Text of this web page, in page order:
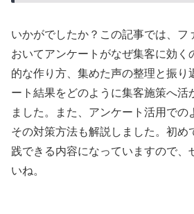
いかがでしたか？この記事では、フ
おいてアンケートがなぜ集客に効く
的な作り方、集めた声の整理と振り
ート結果をどのように集客施策へ活
ました。また、アンケート活用での
その対策方法も解説しました。初め
践できる内容になっていますので、
いね。